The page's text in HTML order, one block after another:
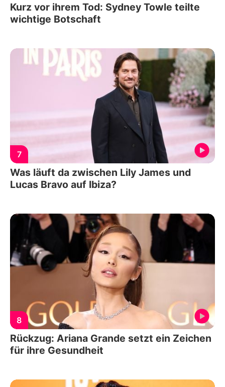
Kurz vor ihrem Tod: Sydney Towle teilte
wichtige Botschaft
7
Was läuft da zwischen Lily James und
Lucas Bravo auf Ibiza?
8
Rückzug: Ariana Grande setzt ein Zeichen
für ihre Gesundheit